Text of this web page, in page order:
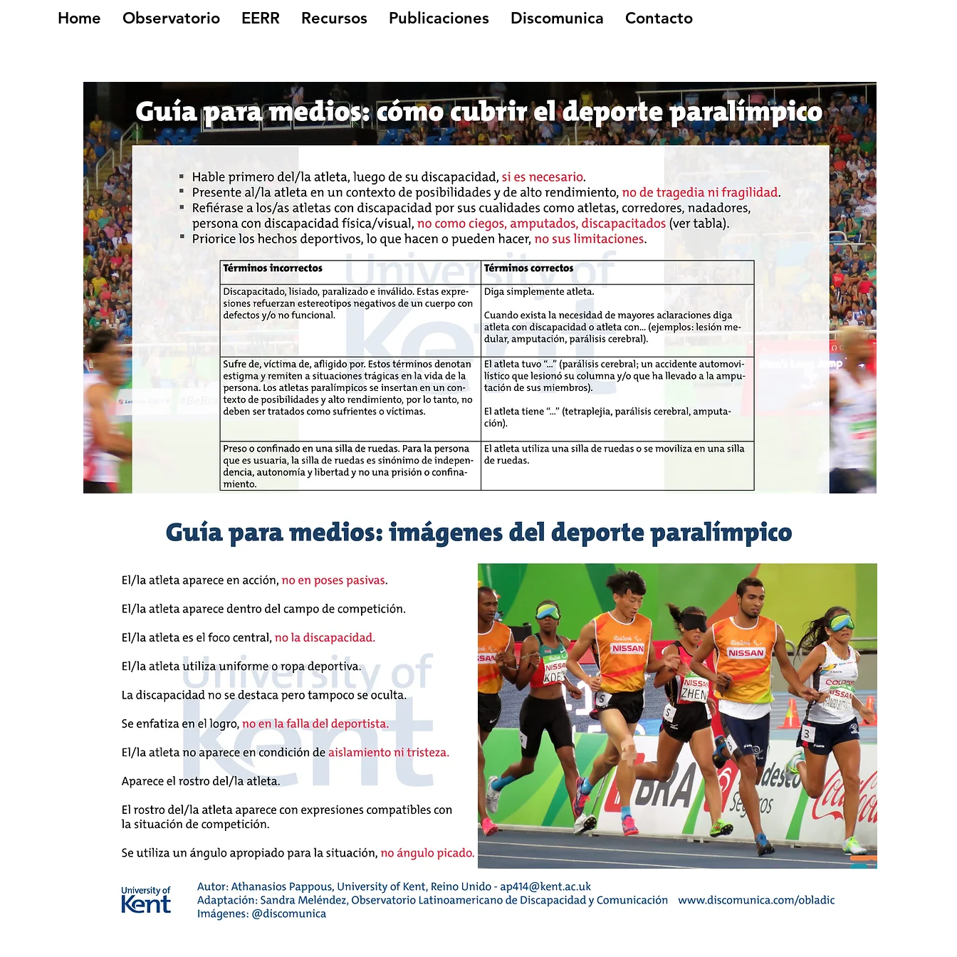
Home Observatorio EERR Recursos Publicaciones Discomunica Contacto